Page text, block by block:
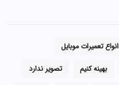
انواع تعمیرات موبایل
بهینه کنیم
تصویر ندارد